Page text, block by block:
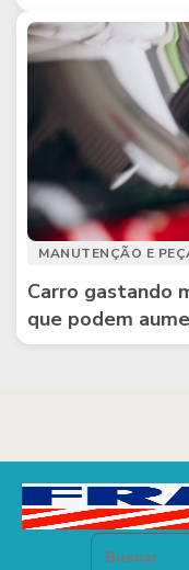
MANUTENÇÃO E
Carro gastando
que podem